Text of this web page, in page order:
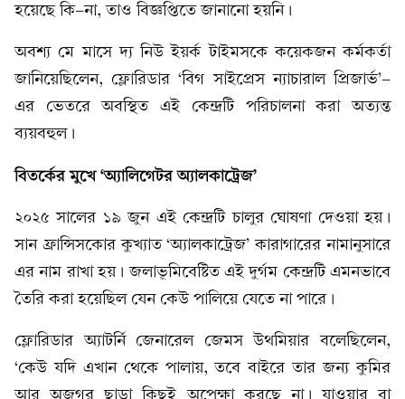
হয়েছে কি-না, তাও বিজ্ঞপ্তিতে জানানো হয়নি।
অবশ্য মে মাসে দ্য নিউ ইয়র্ক টাইমসকে কয়েকজন কর্মকর্তা
জানিয়েছিলেন, ফ্লোরিডার ‘বিগ সাইপ্রেস ন্যাচারাল প্রিজার্ভ’-
এর ভেতরে অবস্থিত এই কেন্দ্রটি পরিচালনা করা অত্যন্ত
ব্যয়বহুল।
বিতর্কের মুখে ‘অ্যালিগেটর অ্যালকাট্রেজ’
২০২৫ সালের ১৯ জুন এই কেন্দ্রটি চালুর ঘোষণা দেওয়া হয়।
সান ফ্রান্সিসকোর কুখ্যাত ‘অ্যালকাট্রেজ’ কারাগারের নামানুসারে
এর নাম রাখা হয়। জলাভূমিবেষ্টিত এই দুর্গম কেন্দ্রটি এমনভাবে
তৈরি করা হয়েছিল যেন কেউ পালিয়ে যেতে না পারে।
ফ্লোরিডার অ্যাটর্নি জেনারেল জেমস উথমিয়ার বলেছিলেন,
‘কেউ যদি এখান থেকে পালায়, তবে বাইরে তার জন্য কুমির
আর অজগর ছাড়া কিছুই অপেক্ষা করছে না। যাওয়ার বা